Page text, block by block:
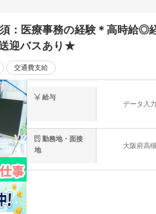
須：医療事務の経験＊高時給
迎バスあり★
交通費支給
給与
データ入力
勤務地・面接
地
大阪府高